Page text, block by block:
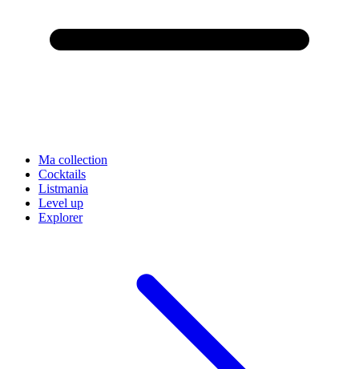
Ma collection
Cocktails
Listmania
Level up
Explorer